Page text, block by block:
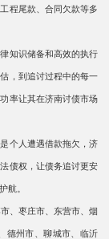
程尾款、合同欠款等多
知识储备和高效的执行
，到追讨过程中的每一
率让其在济南讨债市场
个人遭遇借款拖欠，济
债权，让债务追讨更安
航。​
、枣庄市、东营市、烟
德州市、聊城市、临沂